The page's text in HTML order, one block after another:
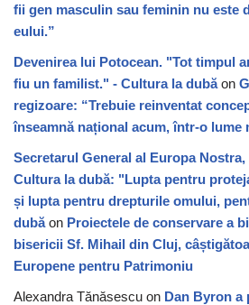
fii gen masculin sau feminin nu este
eului.”
Devenirea lui Potocean. "Tot timpul
fiu un familist." - Cultura la dubăon
regizoare: “Trebuie reinventat
înseamnă național acum, într-o lume
Secretarul General al Europa
Cultura la dubă: "Lupta pentru
și lupta pentru drepturile omului,
dubăon Proiectele de conservare a
bisericii Sf. Mihail din Cluj,
Europene pentru Patrimoniu
Alexandra Tănăsescu on Dan Byron a